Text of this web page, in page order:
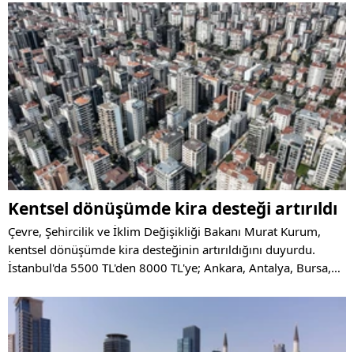
Kentsel dönüşümde kira desteği artırıldı
Çevre, Şehircilik ve İklim Değişikliği Bakanı Murat Kurum,
kentsel dönüşümde kira desteğinin artırıldığını duyurdu.
İstanbul'da 5500 TL'den 8000 TL'ye; Ankara, Antalya, Bursa,
5500 TL'ye; kalan illerde ise 3000 TL'den 4500 TL'ye çıkarıldı